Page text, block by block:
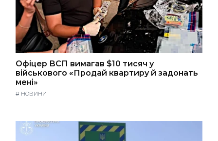
Офіцер ВСП вимагав $10 тисяч у
військового «Продай квартиру й задонать
мені»
# НОВИНИ